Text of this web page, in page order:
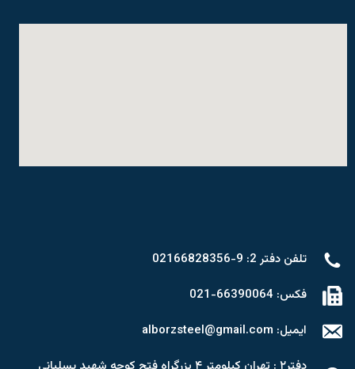
تلفن دفتر 2: 9-02166828356
فکس: 66390064-021
ایمیل: alborzsteel@gmail.com